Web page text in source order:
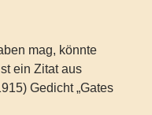
mag, könnte
ein Zitat aus
Gedicht „Gates